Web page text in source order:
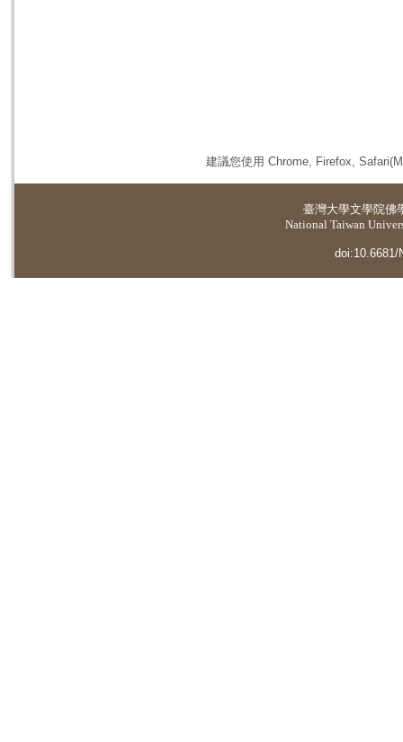
建議您使用 Chrome, Firefox,
臺灣大學文學院佛
National Taiwan
doi:10.6681/